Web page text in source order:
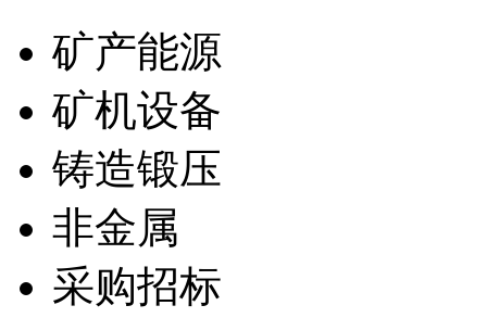
矿产能源
矿机设备
铸造锻压
非金属
采购招标